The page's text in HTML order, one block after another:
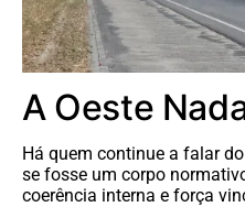
A Oeste
Há quem continue a falar
se fosse um corpo
coerência interna e força